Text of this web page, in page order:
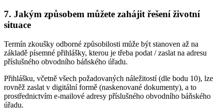
7. Jakým způsobem můžete zahájit řešení životní
situace
Termín zkoušky odborné způsobilosti může být stanoven až na
základě písemné přihlášky, kterou je třeba podat / zaslat na adresu
příslušného obvodního báňského úřadu.
Přihlášku, včetně všech požadovaných náležitostí (dle bodu 10), lze
rovněž zaslat v digitální formě (naskenované dokumenty), a to
prostřednictvím e-mailové adresy příslušného obvodního báňského
úřadu.